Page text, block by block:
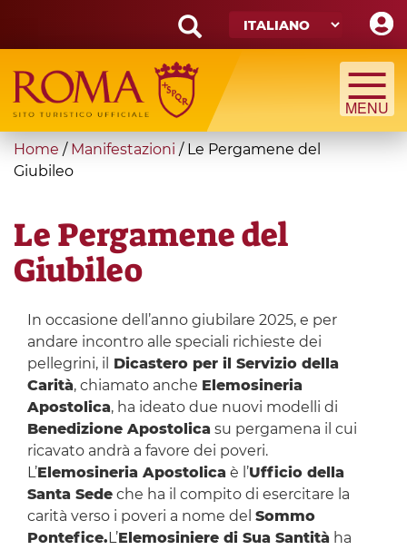
main
content
Search
form
Cerca
You
are
Home / Manifestazioni / Le Pergamene del
Giubileo
Le Pergamene del
Giubileo
In occasione dell’anno giubilare 2025, e per
andare incontro alle speciali richieste dei
pellegrini, il Dicastero per il Servizio della
Carità, chiamato anche Elemosineria
Apostolica, ha ideato due nuovi modelli di
Benedizione Apostolica su pergamena il cui
ricavato andrà a favore dei poveri.
L’Elemosineria Apostolica è l’Ufficio della
Santa Sedeche ha il compito di esercitare la
carità verso i poveri a nome del Sommo
Pontefice. L’Elemosiniere di Sua Santità ha